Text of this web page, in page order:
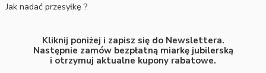
Jak nadać przesyłkę ?
Kliknij poniżej i zapisz się do Newslettera.
Następnie zamów bezpłatną miarkę jubilerską
i otrzymuj aktualne kupony rabatowe.